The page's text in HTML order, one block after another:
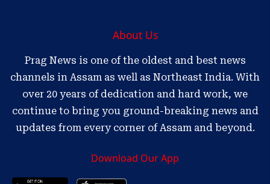
About Us
Prag News is one of the oldest and best news
channels in Assam as well as Northeast India. With
over 20 years of dedication and hard work, we
continue to bring you ground-breaking news and
updates from every corner of Assam and beyond.
Download Our App